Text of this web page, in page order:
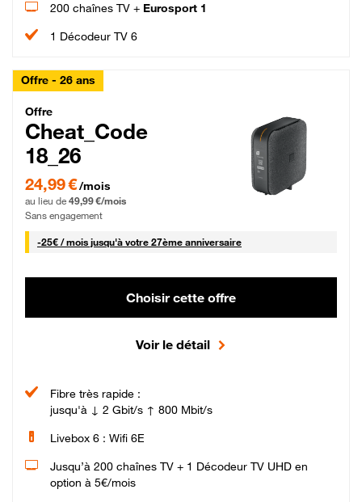
200 chaînes TV + Eurosport 1
1 Décodeur TV 6
Offre - 26 ans
Cheat_Code Fibre_18_26
Offre
Cheat_Code
18_26
24,99 € par mois pendant 0 mois puis 49,99 € par mois, Sans engagement
24,99 €/mois
au lieu de 49,99 €/mois
Sans engagement
-25€ / mois25 € par mois
jusqu'à votre 27ème anniversaire
Choisir cette offre
Voir le détail
Fibre très rapide :
jusqu'à ↓ 2 Gbit/s ↑ 800 Mbit/s
Livebox 6 : Wifi 6E
Jusqu’à 200 chaînes TV + 1 Décodeur TV UHD en
option à 5€/mois